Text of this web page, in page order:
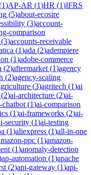
1)AP-AR (1)HR (1)IFRS
(5)about-ecosire
(3)account-
comparison
(3)accounts-receivable
(1)ada (2)adempiere
(1)adobe-commerce
(2)aftermarket (1)agency
(2)agency-scaling
(3)agritech (1)ai
(2)ai-architecture (2)ai-
chatbot (1)ai-comparison
(1)ai-frameworks (2)ai-
security (1)ai-testing
(1)aliexpress (1)all-in-one
ppc (1)amazon-
(1)anomaly-detection
ap-automation (1)apache
(2)api-gateway (1)api-